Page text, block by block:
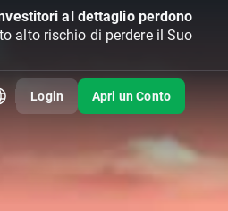
al dettaglio perdono
alto rischio di perdere il Suo
Login Apri un Conto